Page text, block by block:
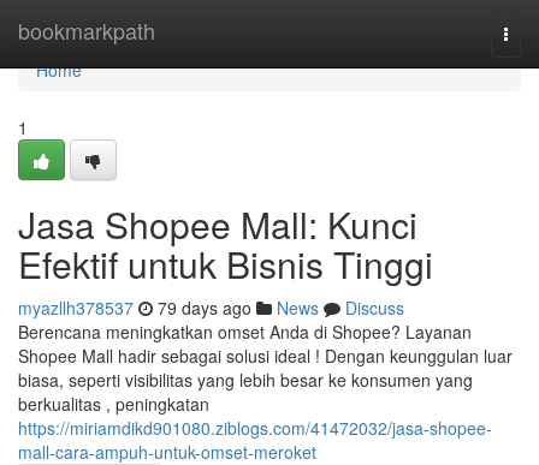
bookmarkpath
Home
Home
1
Jasa Shopee Mall: Kunci
Efektif untuk Bisnis Tinggi
myazllh378537 79 days ago News
Discuss
Berencana meningkatkan omset Anda di Shopee? Layanan
Shopee Mall hadir sebagai solusi ideal ! Dengan keunggulan luar
biasa, seperti visibilitas yang lebih besar ke konsumen yang
berkualitas , peningkatan
https://miriamdikd901080.ziblogs.com/41472032/jasa-shopee-
mall-cara-ampuh-untuk-omset-meroket